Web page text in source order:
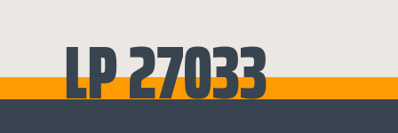
LP 27033